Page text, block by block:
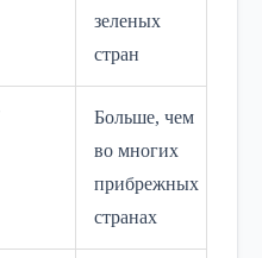
зеленых
стран
Больше, чем
во многих
прибрежных
странах